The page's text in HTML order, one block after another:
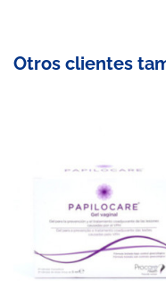
Otros clientes